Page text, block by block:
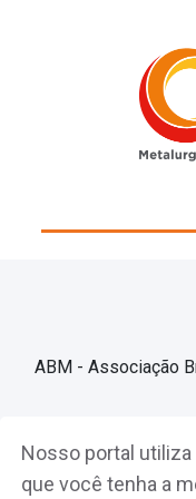
Nosso portal
que você tenha a
ABM - Associação